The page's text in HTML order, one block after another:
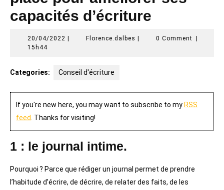
capacités d’écriture
20/04/2022 20/04/2022Florence.dalbes Florence.dalbes
0 Comment
15h44
Categories: Conseil d'écriture
If you're new here, you may want to subscribe to my RSS
feed. Thanks for visiting!
1 : le journal intime.
Pourquoi ? Parce que rédiger un journal permet de prendre
l’habitude d’écrire, de décrire, de relater des faits, de les